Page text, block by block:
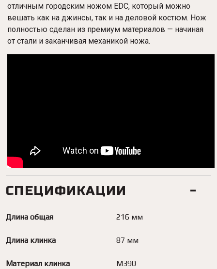
отличным городским ножом EDC, который можно
вешать как на джинсы, так и на деловой костюм. Нож
полностью сделан из премиум материалов — начиная
от стали и заканчивая механикой ножа.
СПЕЦИФИКАЦИИ
Длина общая 216 мм
Длина клинка 87 мм
Материал клинка M390